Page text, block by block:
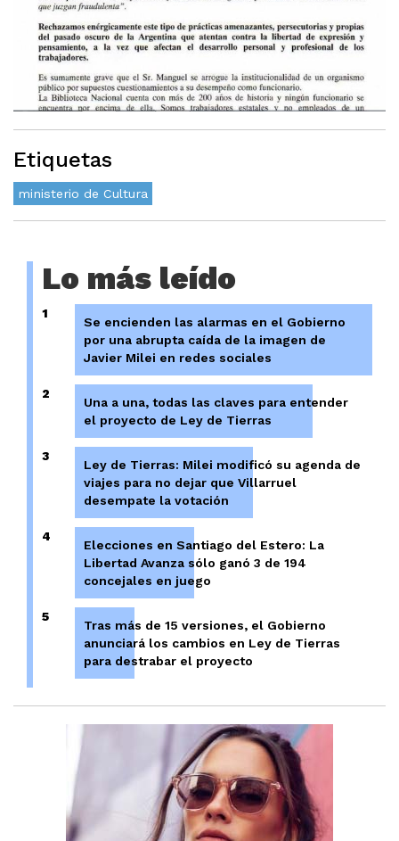
Etiquetas
ministerio de Cultura
Lo más leído
1
Se encienden las alarmas en el Gobierno
por una abrupta caída de la imagen de
Javier Milei en redes sociales
2
Una a una, todas las claves para entender
el proyecto de Ley de Tierras
3
Ley de Tierras: Milei modificó su agenda de
viajes para no dejar que Villarruel
desempate la votación
4
Elecciones en Santiago del Estero: La
Libertad Avanza sólo ganó 3 de 194
concejales en juego
5
Tras más de 15 versiones, el Gobierno
anunciará los cambios en Ley de Tierras
para destrabar el proyecto